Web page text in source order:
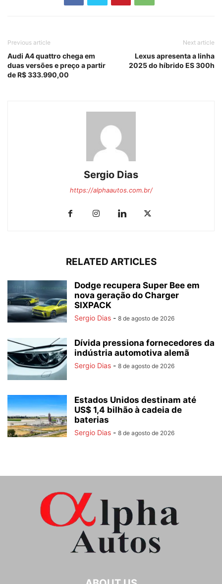
Previous article
Audi A4 quattro chega em
duas versões e preço a partir
de R$ 333.990,00
Next article
Lexus apresenta a linha
2025 do híbrido ES 300h
Sergio Dias
https://alphaautos.com.br/
RELATED ARTICLES
Dodge recupera Super Bee em
nova geração do Charger
SIXPACK
Sergio Dias - 8 de agosto de 2026
Dívida pressiona fornecedores da
indústria automotiva alemã
Sergio Dias - 8 de agosto de 2026
Estados Unidos destinam até
US$ 1,4 bilhão à cadeia de
baterias
Sergio Dias - 8 de agosto de 2026